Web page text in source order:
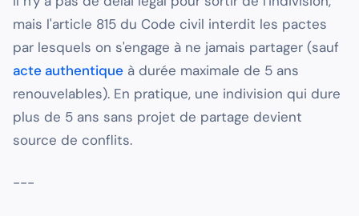
mais l'article 815 du Code civil interdit les pactes
par lesquels on s'engage à ne jamais partager (sauf
acte authentique à durée maximale de 5 ans
renouvelables). En pratique, une indivision qui dure
plus de 5 ans sans projet de partage devient
source de conflits.
---